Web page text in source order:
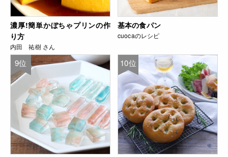
濃厚!簡単かぼちゃプリンの作
り方
内田 祐樹 さん
基本の食パン
cuocaのレシピ
9位 10位